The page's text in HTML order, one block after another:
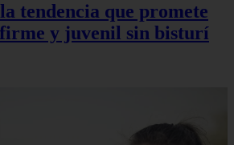
tendencia que promete
y juvenil sin bisturí